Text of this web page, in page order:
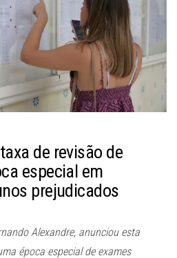
de revisão de
especial em
prejudicados
Alexandre, anunciou esta
época especial de exames